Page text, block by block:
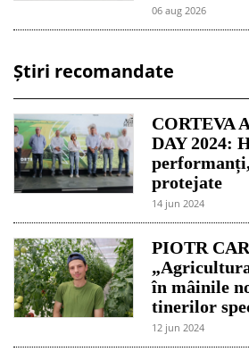
06 aug 2026
Știri recomandate
CORTEVA
DAY 2024:
protejate
14 jun 2024
PIOTR
în mâinile
tinerilor
12 jun 2024